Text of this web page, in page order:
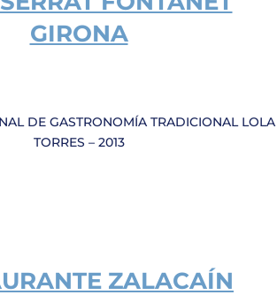
GIRONA
DE GASTRONOMÍA TRADICIONAL LOLA
TORRES – 2013
ZALACAÍN